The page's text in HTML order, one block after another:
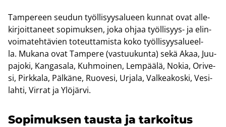
Tam­pe­reen seu­dun työl­li­syy­sa­lu­een kun­nat ovat al­le­
kir­joit­ta­neet so­pi­muk­sen, joka ohjaa työllisyys-​ ja elin­
voi­ma­teh­tä­vien to­teut­ta­mis­ta koko työl­li­syy­sa­lu­eel­
la. Mu­ka­na ovat Tam­pe­re (vas­tuu­kun­ta) sekä Akaa, Juu­
pa­jo­ki, Kan­ga­sa­la, Kuh­moi­nen, Lem­pää­lä, Nokia, Ori­ve­
si, Pirk­ka­la, Päl­kä­ne, Ruo­ve­si, Ur­ja­la, Val­kea­kos­ki, Ve­si­
lah­ti, Vir­rat ja Ylö­jär­vi.
So­pi­muk­sen taus­ta ja tar­koi­tus